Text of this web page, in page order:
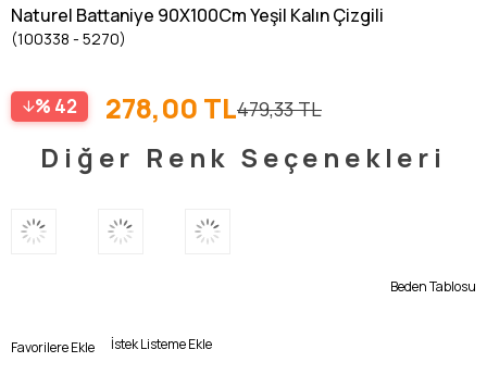
Naturel Battaniye 90X100Cm Yeşil Kalın Çizgili
(100338 - 5270)
42 479,33 TL
278,00 TL
Diğer Renk Seçenekleri
Beden Tablosu
Favorilere Ekle İstek Listeme Ekle